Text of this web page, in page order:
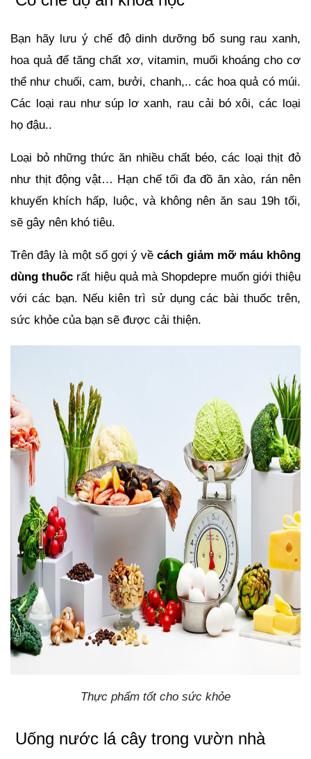
Bạn hãy lưu ý chế độ dinh dưỡng bổ sung rau xanh,
hoa quả để tăng chất xơ, vitamin, muối khoáng cho cơ
thể như chuối, cam, bưởi, chanh,.. các hoa quả có múi.
Các loại rau như súp lơ xanh, rau cải bó xôi, các loại
họ đậu..
Loại bỏ những thức ăn nhiều chất béo, các loại thịt đỏ
như thịt động vật… Hạn chế tối đa đồ ăn xào, rán nên
khuyến khích hấp, luộc, và không nên ăn sau 19h tối,
sẽ gây nên khó tiêu.
Trên đây là một số gợi ý về cách giảm mỡ máu không
dùng thuốc rất hiệu quả mà Shopdepre muốn giới thiệu
với các bạn. Nếu kiên trì sử dụng các bài thuốc trên,
sức khỏe của bạn sẽ được cải thiện.
Thực phẩm tốt cho sức khỏe
Uống nước lá cây trong vườn nhà